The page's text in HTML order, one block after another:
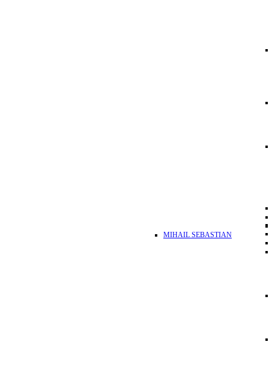
MIHAIL SEBASTIAN